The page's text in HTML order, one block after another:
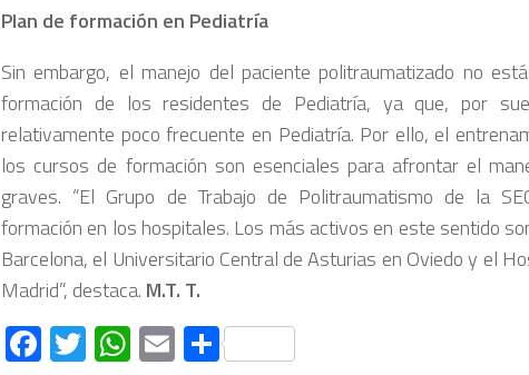
Plan de formación en Pediatría
Sin embargo, el manejo del paciente politraumatizado no
formación de los residentes de Pediatría, ya que, por
relativamente poco frecuente en Pediatría. Por ello, el
los cursos de formación son esenciales para afrontar el
graves. “El Grupo de Trabajo de Politraumatismo de la
formación en los hospitales. Los más activos en este sentido
Barcelona, el Universitario Central de Asturias en Oviedo y el
Madrid”, destaca. M.T. T.
Facebook
Twitter
WhatsApp
EmailCompartir